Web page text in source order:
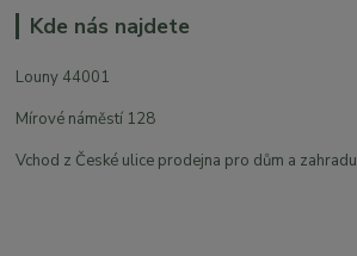
Kde nás najdete
Louny 44001
Mírové náměstí 128
Vchod z České ulice prodejna pro dům a zahradu